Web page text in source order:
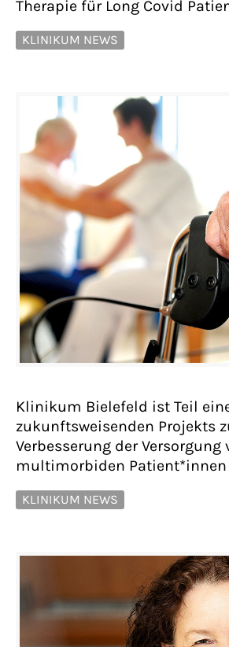
Therapie für Long Covid
KLINIKUM NEWS
Klinikum Bielefeld ist Teil
zukunftsweisenden Projekts
Verbesserung der Versorgung
multimorbiden Patient*innen
KLINIKUM NEWS